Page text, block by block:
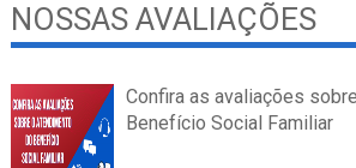
NOSSAS AVALIAÇÕES
Confira as avaliações
Benefício Social Familiar